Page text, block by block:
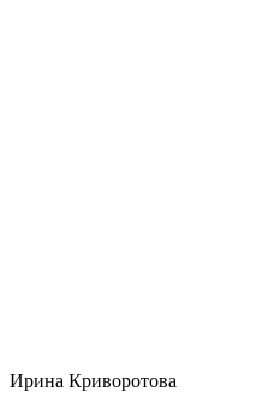
Ирина Криворотова